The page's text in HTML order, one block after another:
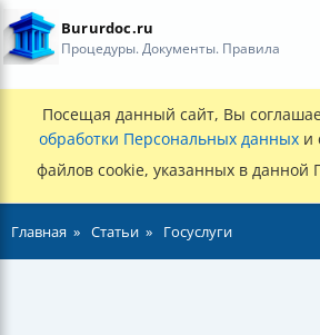
Bururdoc.ru
Процедуры. Документы. Правила
Посещая данный сайт, Вы
обработки Персональных данных и
файлов cookie, указанных в данной
Главная Статьи Госуслуги